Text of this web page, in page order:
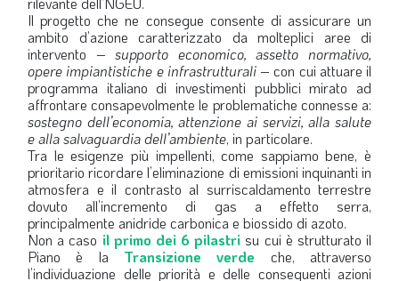
Il progetto che ne consegue consente di assicurare un
ambito d’azione caratterizzato da molteplici aree di
intervento –supporto economico, assetto normativo,
opere impiantistiche e infrastrutturali– con cui attuare il
programma italiano di investimenti pubblici mirato ad
affrontare consapevolmente le problematiche connesse a:
sostegno dell’economia, attenzione ai servizi, alla salute
e alla salvaguardia dell’ambiente, in particolare.
Tra le esigenze più impellenti, come sappiamo bene, è
prioritario ricordare l’eliminazione di emissioni inquinanti in
atmosfera e il contrasto al surriscaldamento terrestre
dovuto all’incremento di gas a effetto serra,
principalmente anidride carbonica e biossido di azoto.
Non a caso il primo dei 6 pilastri su cui è strutturato il
Piano è la Transizione verde che, attraverso
l’individuazione delle priorità e delle conseguenti azioni